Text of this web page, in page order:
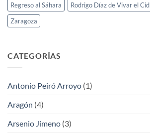
Regreso al Sáhara
Rodrigo Díaz de Vivar el Cid
Zaragoza
CATEGORÍAS
Antonio Peiró Arroyo (1)
Aragón (4)
Arsenio Jimeno (3)